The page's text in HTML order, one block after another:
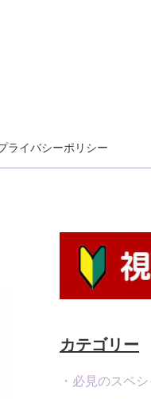
ライバシーポリシー
カテゴリー
・必見のスペ